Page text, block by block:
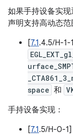
如果手持设备实现
声明支持高动态范
[7.1.4.5/H-1-
space 和
手持设备实现：
[7.1.5/H-0-1]